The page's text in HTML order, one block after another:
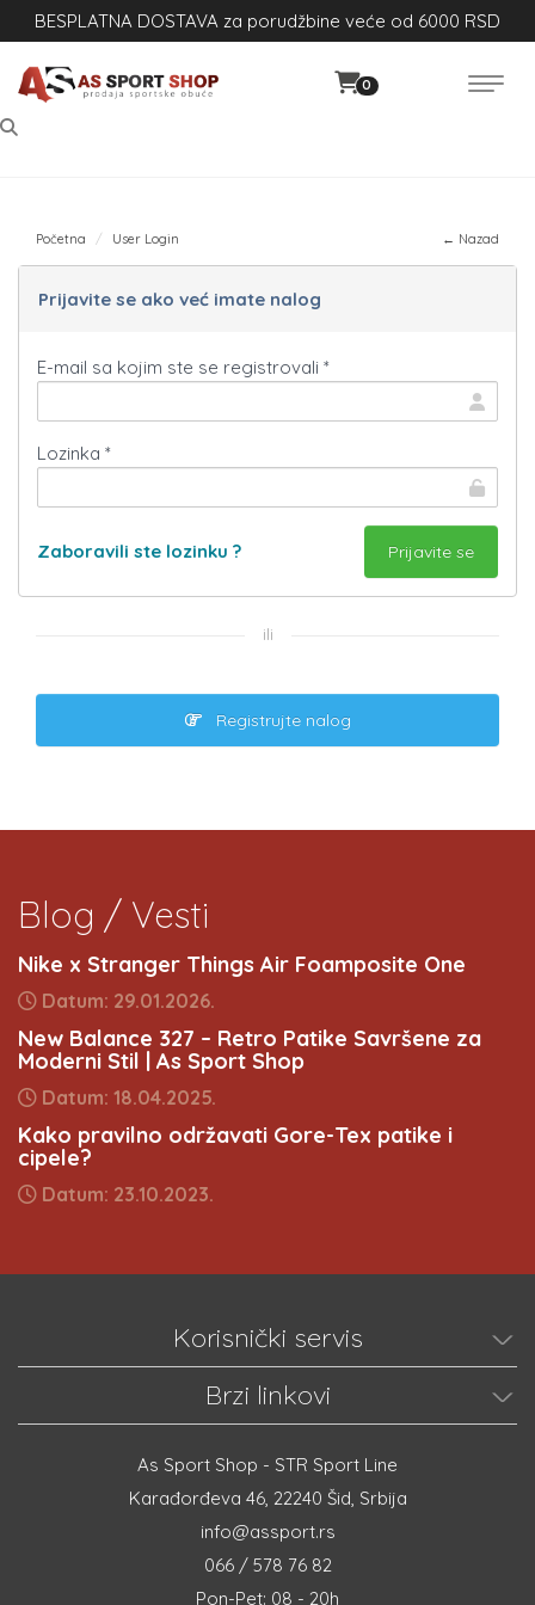
BESPLATNA DOSTAVA za porudžbine veće od 6000 RSD
0
Početna User Login ← Nazad
Prijavite se ako već imate nalog
E-mail sa kojim ste se registrovali *
Lozinka *
Zaboravili ste lozinku ?
ili
Registrujte nalog
Blog / Vesti
Nike x Stranger Things Air Foamposite One
Datum: 29.01.2026.
New Balance 327 – Retro Patike Savršene za
Moderni Stil | As Sport Shop
Datum: 18.04.2025.
Kako pravilno održavati Gore-Tex patike i
cipele?
Datum: 23.10.2023.
Korisnički servis
Brzi linkovi
As Sport Shop - STR Sport Line
Karađorđeva 46, 22240 Šid, Srbija
info@assport.rs
066 / 578 76 82
Pon-Pet: 08 - 20h